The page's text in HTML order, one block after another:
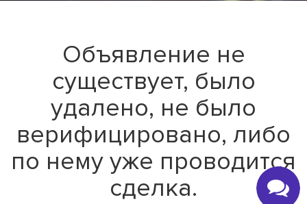
Объявление не
существует, было
удалено, не было
верифицировано, либо
по нему уже проводится
сделка.